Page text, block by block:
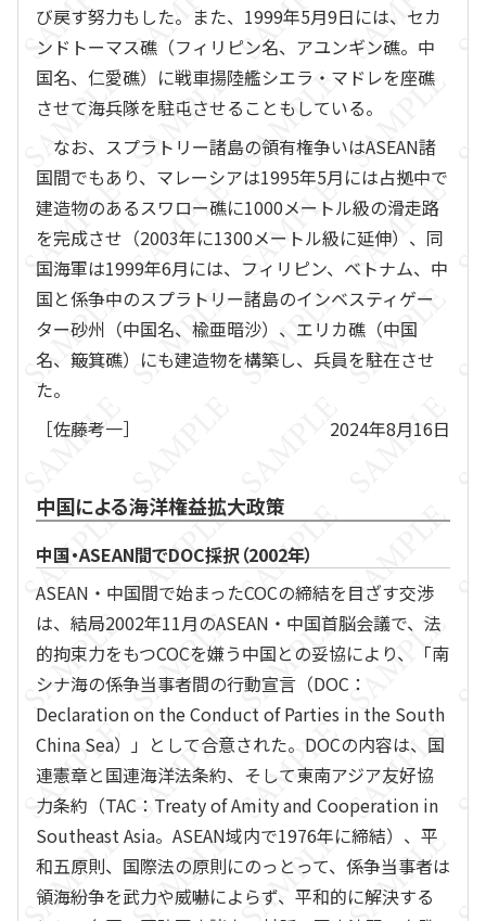
び戻す努力もした。また、1999年5月9日には、セカ
ンドトーマス礁（フィリピン名、アユンギン礁。中
国名、仁愛礁）に戦車揚陸艦シエラ・マドレを座礁
させて海兵隊を駐屯させることもしている。
なお、スプラトリー諸島の領有権争いはASEAN諸
国間でもあり、マレーシアは1995年5月には占拠中で
建造物のあるスワロー礁に1000メートル級の滑走路
を完成させ（2003年に1300メートル級に延伸）、同
国海軍は1999年6月には、フィリピン、ベトナム、中
国と係争中のスプラトリー諸島のインベスティゲー
ター砂州（中国名、楡亜暗沙）、エリカ礁（中国
名、簸箕礁）にも建造物を構築し、兵員を駐在させ
た。
［佐藤考一］
2024年8月16日
中国による海洋権益拡大政策
中国・ASEAN間でDOC採択（2002年）
ASEAN・中国間で始まったCOCの締結を目ざす交渉
は、結局2002年11月のASEAN・中国首脳会議で、法
的拘束力をもつCOCを嫌う中国との妥協により、「南
シナ海の係争当事者間の行動宣言（DOC：
Declaration on the Conduct of Parties in the South
China Sea）」として合意された。DOCの内容は、国
連憲章と国連海洋法条約、そして東南アジア友好協
力条約（TAC：Treaty of Amity and Cooperation in
Southeast Asia。ASEAN域内で1976年に締結）、平
和五原則、国際法の原則にのっとって、係争当事者は
領海紛争を武力や威嚇によらず、平和的に解決する